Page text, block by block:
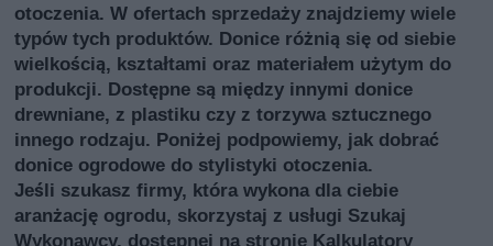
otoczenia. W ofertach sprzedaży znajdziemy wiele
typów tych produktów. Donice różnią się od siebie
wielkością, kształtami oraz materiałem użytym do
produkcji. Dostępne są między innymi donice
drewniane, z plastiku czy z torzywa sztucznego
innego rodzaju. Poniżej podpowiemy, jak dobrać
donice ogrodowe do stylistyki otoczenia.
Jeśli szukasz firmy, która wykona dla ciebie
aranżację ogrodu, skorzystaj z usługi Szukaj
Wykonawcy, dostępnej na stronie Kalkulatory